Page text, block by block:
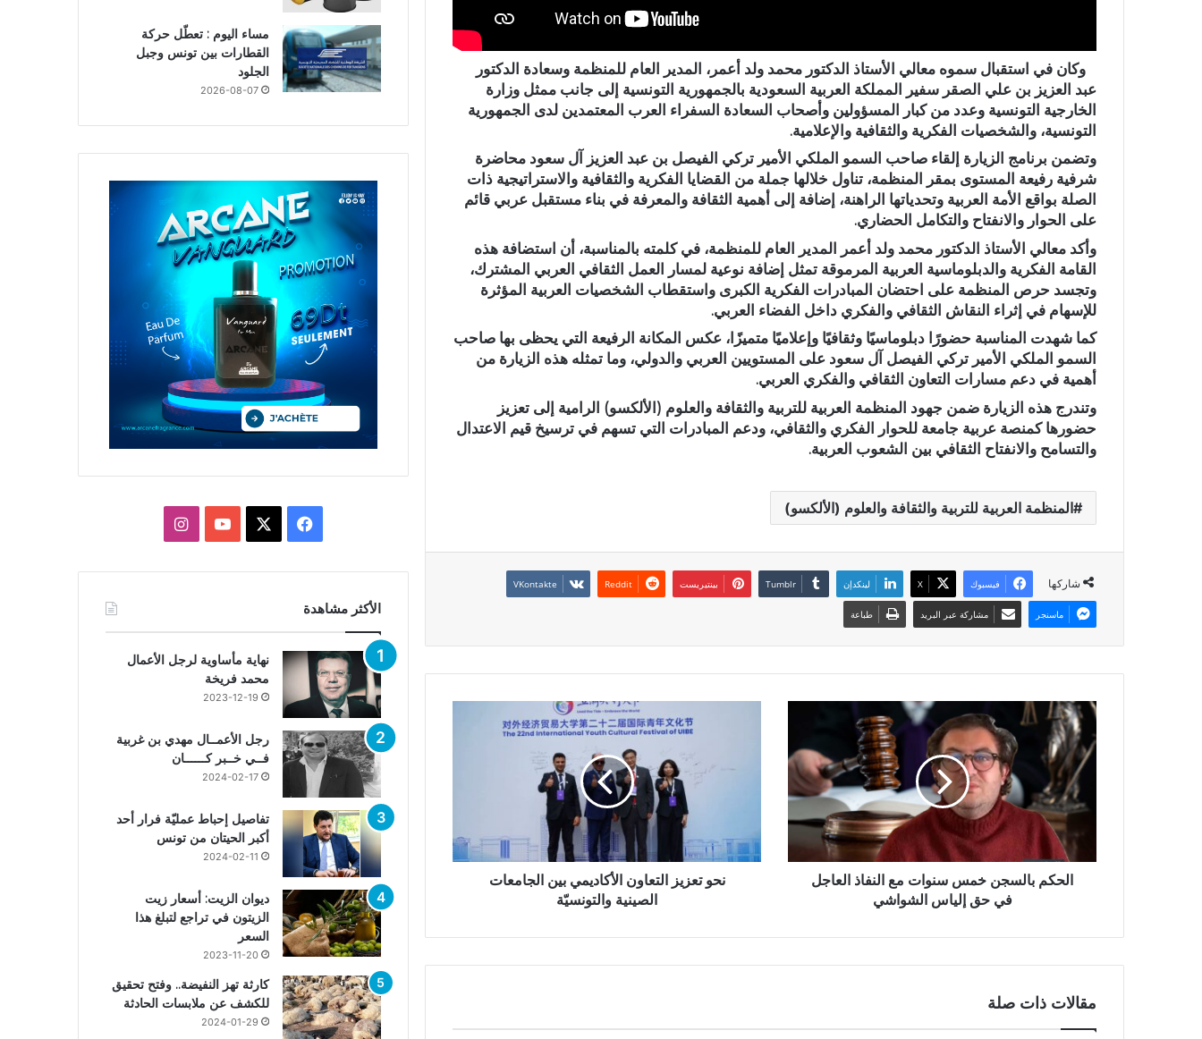
وكان في استقبال سموه معالي الأستاذ الدكتور محمد ولد أعمر، المدير العام للمنظمة وسعادة الدكتور
عبد العزيز بن علي الصقر سفير المملكة العربية السعودية بالجمهورية التونسية إلى جانب ممثل وزارة
الخارجية التونسية وعدد من كبار المسؤولين وأصحاب السعادة السفراء العرب المعتمدين لدى الجمهورية
التونسية، والشخصيات الفكرية والثقافية والإعلامية.
وتضمن برنامج الزيارة إلقاء صاحب السمو الملكي الأمير تركي الفيصل بن عبد العزيز آل سعود محاضرة
شرفية رفيعة المستوى بمقر المنظمة، تناول خلالها جملة من القضايا الفكرية والثقافية والاستراتيجية ذات
الصلة بواقع الأمة العربية وتحدياتها الراهنة، إضافة إلى أهمية الثقافة والمعرفة في بناء مستقبل عربي قائم
على الحوار والانفتاح والتكامل الحضاري.
وأكد معالي الأستاذ الدكتور محمد ولد أعمر المدير العام للمنظمة، في كلمته بالمناسبة، أن استضافة هذه
القامة الفكرية والدبلوماسية العربية المرموقة تمثل إضافة نوعية لمسار العمل الثقافي العربي المشترك،
وتجسد حرص المنظمة على احتضان المبادرات الفكرية الكبرى واستقطاب الشخصيات العربية المؤثرة
للإسهام في إثراء النقاش الثقافي والفكري داخل الفضاء العربي.
كما شهدت المناسبة حضورًا دبلوماسيًا وثقافيًا وإعلاميًا متميزًا، عكس المكانة الرفيعة التي يحظى بها صاحب
السمو الملكي الأمير تركي الفيصل آل سعود على المستويين العربي والدولي، وما تمثله هذه الزيارة من
أهمية في دعم مسارات التعاون الثقافي والفكري العربي.
وتندرج هذه الزيارة ضمن جهود المنظمة العربية للتربية والثقافة والعلوم (الألكسو) الرامية إلى تعزيز
حضورها كمنصة عربية جامعة للحوار الفكري والثقافي، ودعم المبادرات التي تسهم في ترسيخ قيم الاعتدال
والتسامح والانفتاح الثقافي بين الشعوب العربية.
المنظمة العربية للتربية والثقافة والعلوم (الألكسو)
شاركها فيسبوك X لينكدإن بينتيريست
ماسنجر مشاركة عبر البريد طباعة
الحكم بالسجن خمس سنوات مع النفاذ العاجل
في حق إلياس الشواشي
نحو تعزيز التعاون الأكاديمي بين الجامعات
الصينية والتونسيّة
مقالات ذات صلة
مساء اليوم : تعطّل حركة
القطارات بين تونس وجبل
الجلود
2026-08-07
فيسبوك يوتيوبانستقرام
الأكثر مشاهدة
نهاية مأساوية لرجل الأعمال
محمد فريخة
2023-12-19
رجل الأعمــال مهدي بن غربية
فــي خــبر كــــــان
2024-02-17
تفاصيل إحباط عمليّة فرار أحد
أكبر الحيتان من تونس
2024-02-11
ديوان الزيت: أسعار زيت
الزيتون في تراجع لتبلغ هذا
السعر
2023-11-20
كارثة تهز النفيضة.. وفتح تحقيق
للكشف عن ملابسات الحادثة
2024-01-29